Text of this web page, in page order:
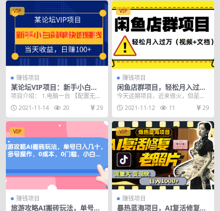
VIP
赚钱项目
某论坛VIP项目：新手小白简
单快速赚钱，当天收益，日赚
100+
项目介绍： 1.电脑一台 【配置无要
求】 2.一个微信号 3.投资：0投资
4....2021-11-14 20 29
VIP
赚钱项目
闲鱼店群项目，轻松月入过万
（视频+文档）
今天这期项目，近来很火，但是玩
法不一。 我这边加入了自己的原创
技术，测试了半个月...
2021-11-12 11 29
VIP
赚钱项目
旅游攻略AI搬砖玩法，单号日
VIP
赚钱项目
暴热蓝海项目，AI复活修复老